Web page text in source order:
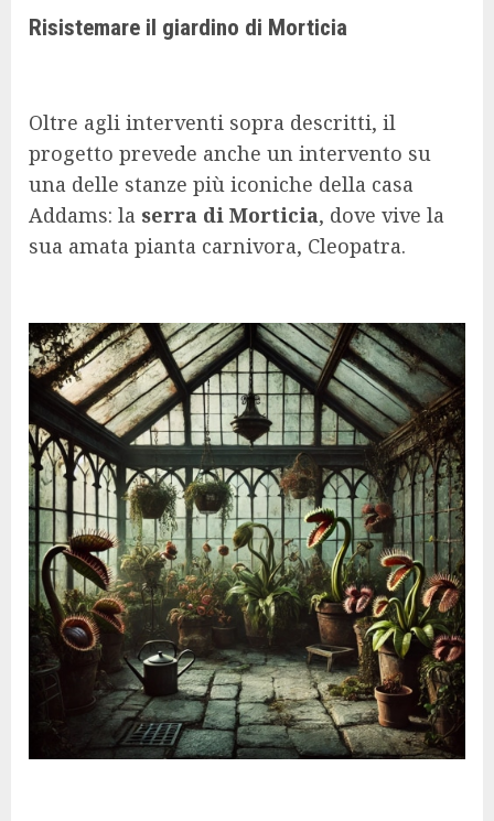
Risistemare il giardino di Morticia
Oltre agli interventi sopra descritti, il
progetto prevede anche un intervento su
una delle stanze più iconiche della casa
Addams: la serra di Morticia, dove vive la
sua amata pianta carnivora, Cleopatra.